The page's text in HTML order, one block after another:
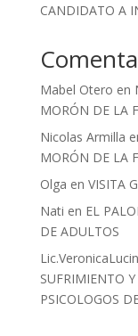
CANDIDATO A
Mabel Otero en
MORÓN DE LA
Nicolas Armilla
MORÓN DE LA
Olga en VISITA
Nati en EL
DE ADULTOS
SUFRIMIENTO
PSICOLOGOS